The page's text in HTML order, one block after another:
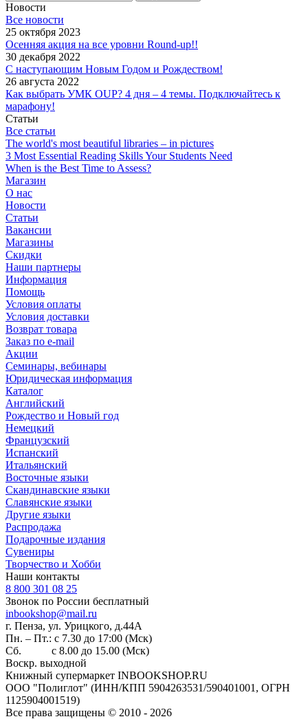
Новости
Все новости
25 октября 2023
Осенняя акция на все уровни Round-up!!
30 декабря 2022
С наступающим Новым Годом и Рождеством!
26 августа 2022
Как выбрать УМК OUP? 4 дня – 4 темы. Подключайтесь к
марафону!
Статьи
Все статьи
The world's most beautiful libraries – in pictures
3 Most Essential Reading Skills Your Students Need
When is the Best Time to Assess?
Магазин
О нас
Новости
Статьи
Вакансии
Магазины
Скидки
Наши партнеры
Информация
Помощь
Условия оплаты
Условия доставки
Возврат товара
Заказ по e-mail
Акции
Семинары, вебинары
Юридическая информация
Каталог
Английский
Рождество и Новый год
Немецкий
Французский
Испанский
Итальянский
Восточные языки
Скандинавские языки
Славянские языки
Другие языки
Распродажа
Подарочные издания
Сувениры
Творчество и Хобби
Наши контакты
8 800 301 08 25
Звонок по России бесплатный
inbookshop@mail.ru
г. Пенза, ул. Урицкого, д.44А
Пн. – Пт.: с 7.30 до 17:00 (Мск)
Сб. с 8.00 до 15.00 (Мск)
Воскр. выходной
Книжный супермаркет INBOOKSHOP.RU
ООО "Полиглот" (ИНН/КПП 5904263531/590401001, ОГРН
1125904001519)
Все права защищены © 2010 - 2026